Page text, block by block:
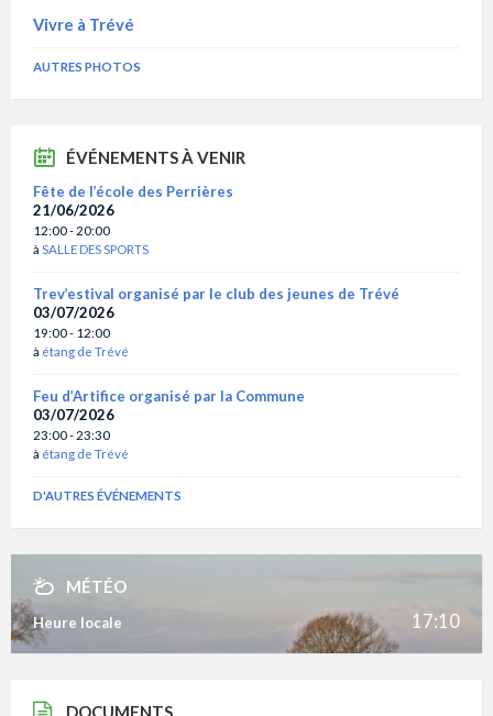
Vivre à Trévé
AUTRES PHOTOS
ÉVÉNEMENTS À VENIR
Fête de l’école des Perrières
21/06/2026
12:00 - 20:00
à SALLE DES SPORTS
Trev’estival organisé par le club des jeunes de Trévé
03/07/2026
19:00 - 12:00
à étang de Trévé
Feu d’Artifice organisé par la Commune
03/07/2026
23:00 - 23:30
à étang de Trévé
D'AUTRES ÉVÉNEMENTS
MÉTÉO
Heure locale 17:10
DOCUMENTS